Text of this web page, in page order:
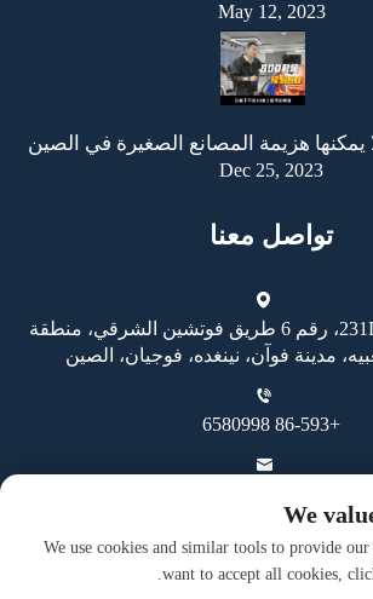
May 12, 2023
يمكنها هزيمة المصانع الصغيرة في الصين
Dec 25, 2023
تواصل معنا
المبنى 2، الوحدة 231D، رقم 6 طريق فوتشين الشرقي، منطقة
مدينة فوآن، نينغده، فوجيان، الصين
+86-593 6580998
We
We use cookies and similar tools to provide
want to accept all cookies,